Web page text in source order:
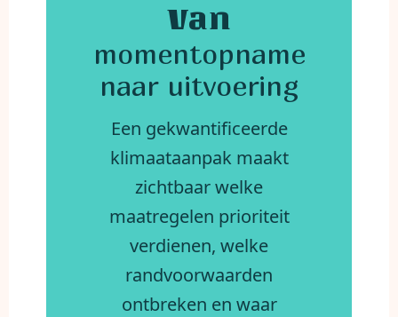
Van
momentopname
naar uitvoering
Een gekwantificeerde
klimaataanpak maakt
zichtbaar welke
maatregelen prioriteit
verdienen, welke
randvoorwaarden
ontbreken en waar